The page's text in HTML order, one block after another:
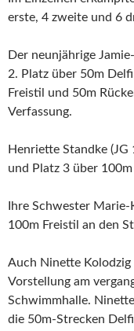
erste, 4 zweite und 6
Der neunjährige
2. Platz über 50m
Freistil und 50m
Verfassung.
Henriette Standke
und Platz 3 über
Ihre Schwester
100m Freistil an den
Auch Ninette Kolodzig
Vorstellung am
Schwimmhalle.
die 50m-Strecken